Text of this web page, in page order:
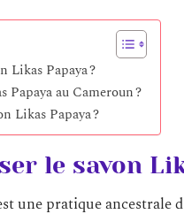
Likas Papaya ?
Papaya au Cameroun ?
Likas Papaya ?
le savon
une pratique ancestrale